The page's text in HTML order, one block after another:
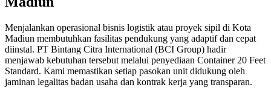
Menjalankan operasional bisnis logistik atau proyek sipil di Kota
Madiun membutuhkan fasilitas pendukung yang adaptif dan cepat
diinstal. PT Bintang Citra International (BCI Group) hadir
menjawab kebutuhan tersebut melalui penyediaan Container 20 Feet
Standard. Kami memastikan setiap pasokan unit didukung oleh
jaminan legalitas badan usaha dan kontrak kerja yang transparan.